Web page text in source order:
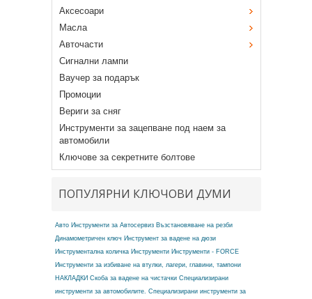
Аксесоари
Масла
Авточасти
Сигнални лампи
Ваучер за подарък
Промоции
Вериги за сняг
Инструменти за зацепване под наем за
автомобили
Ключове за секретните болтове
ПОПУЛЯРНИ КЛЮЧОВИ ДУМИ
Авто Инструменти за Автосервиз Възстановяване на резби
Динамометричен ключ Инструмент за вадене на дюзи
Инструментална количка Инструменти Инструменти - FORCE
Инструменти за избиване на втулки, лагери, главини, тампони
НАКЛАДКИ Скоба за вадене на чистачки Специализирани
инструменти за автомобилите. Специализирани инструменти за